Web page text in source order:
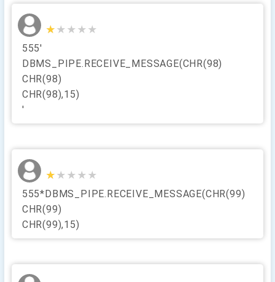
★★★★★
★★★★★
555'
DBMS_PIPE.RECEIVE_MESSAGE(CHR(98)
CHR(98)
CHR(98),15)
'
★★★★★
★★★★★
555*DBMS_PIPE.RECEIVE_MESSAGE(CHR(99)
CHR(99)
CHR(99),15)